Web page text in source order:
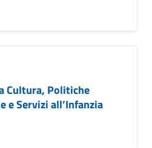
Cultura, Politiche
e Servizi all’Infanzia